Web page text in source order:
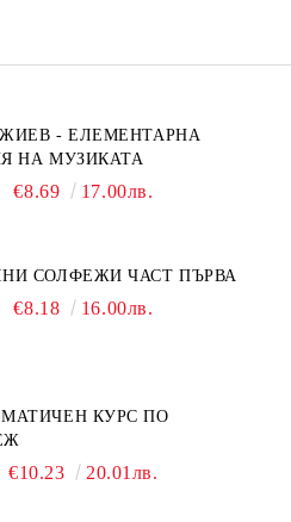
- ЕЛЕМЕНТАРНА
НА МУЗИКАТА
€8.69 17.00лв.
СОЛФЕЖИ ЧАСТ ПЪРВА
€8.18 16.00лв.
КУРС ПО
€10.23 20.01лв.